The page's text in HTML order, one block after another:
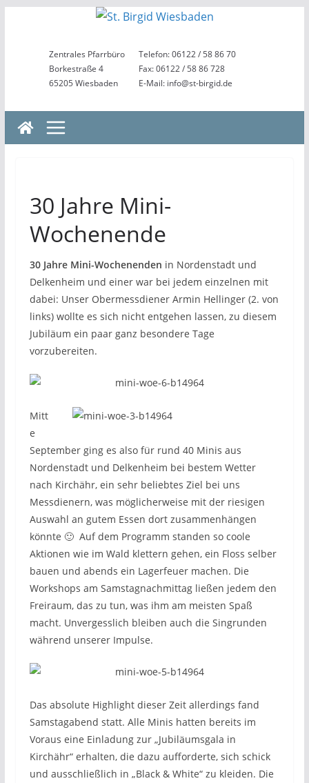
springenZentrales Pfarrbüro
Borkestraße 4
65205 Wiesbaden
Telefon: 06122 / 58 86 70
Fax: 06122 / 58 86 728
E-Mail: info@st-birgid.de
30 Jahre Mini-
Wochenende
30 Jahre Mini-Wochenenden in Nordenstadt und
Delkenheim und einer war bei jedem einzelnen mit
dabei: Unser Obermessdiener Armin Hellinger (2. von
links) wollte es sich nicht entgehen lassen, zu diesem
Jubiläum ein paar ganz besondere Tage
vorzubereiten.
Mitt
e
September ging es also für rund 40 Minis aus
Nordenstadt und Delkenheim bei bestem Wetter
nach Kirchähr, ein sehr beliebtes Ziel bei uns
Messdienern, was möglicherweise mit der riesigen
Auswahl an gutem Essen dort zusammenhängen
könnte 🙂 Auf dem Programm standen so coole
Aktionen wie im Wald klettern gehen, ein Floss selber
bauen und abends ein Lagerfeuer machen. Die
Workshops am Samstagnachmittag ließen jedem den
Freiraum, das zu tun, was ihm am meisten Spaß
macht. Unvergesslich bleiben auch die Singrunden
während unserer Impulse.
Das absolute Highlight dieser Zeit allerdings fand
Samstagabend statt. Alle Minis hatten bereits im
Voraus eine Einladung zur „Jubiläumsgala in
Kirchähr“ erhalten, die dazu aufforderte, sich schick
und ausschließlich in „Black & White“ zu kleiden. Die